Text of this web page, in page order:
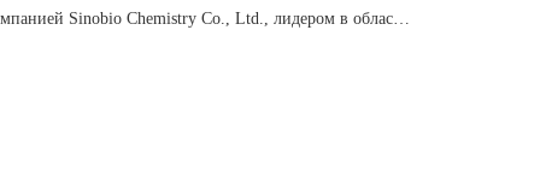
Sinobio Chemistry Co., Ltd., лидером в области